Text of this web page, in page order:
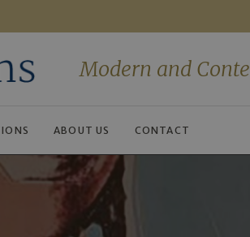
Modern and
ABOUT US CONTACT